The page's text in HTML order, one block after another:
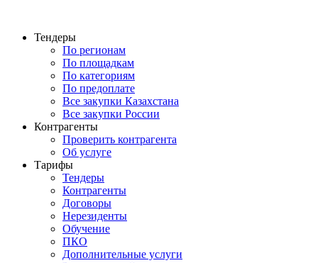
Тендеры
По регионам
По площадкам
По категориям
По предоплате
Все закупки Казахстана
Все закупки России
Контрагенты
Проверить контрагента
Об услуге
Тарифы
Тендеры
Контрагенты
Договоры
Нерезиденты
Обучение
ПКО
Дополнительные услуги